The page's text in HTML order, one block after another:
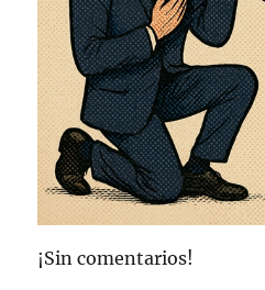
¡Sin comentarios!